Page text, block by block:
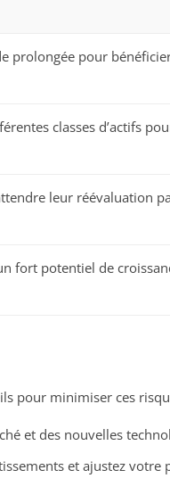
prolongée pour
classes d’actifs
leur réévaluation
fort potentiel de
pour minimiser ces
et des nouvelles
et ajustez votre